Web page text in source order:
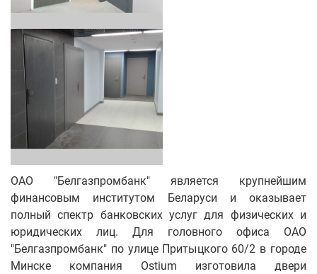
ОАО "Белгазпромбанк" является крупнейшим
финансовым институтом Беларуси и оказывает
полный спектр банковских услуг для физических и
юридических лиц. Для головного офиса ОАО
"Белгазпромбанк" по улице Притыцкого 60/2 в городе
Минске компания Ostium изготовила двери